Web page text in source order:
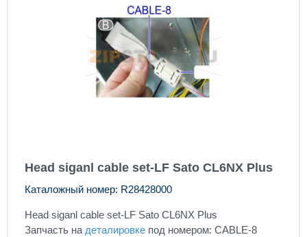
Head siganl cable set-LF Sato CL6NX Plus
Каталожный номер: R28428000
Head siganl cable set-LF Sato CL6NX Plus
Запчасть на деталировке под номером: CABLE-8